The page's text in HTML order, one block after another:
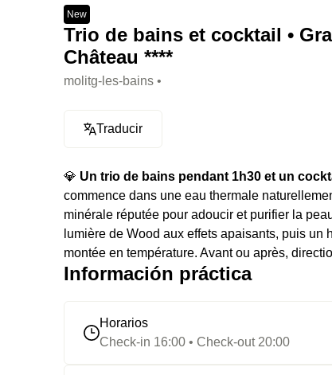
New
Trio de bains et cocktail •
Château ****
molitg-les-bains •
Traducir
💎 Un trio de bains pendant 1h30 et un
commence dans une eau thermale
minérale réputée pour adoucir et purifier la
lumière de Wood aux effets apaisants, puis
montée en température. Avant ou après,
Información práctica
Horarios
Check-in 16:00 • Check-out 20:00